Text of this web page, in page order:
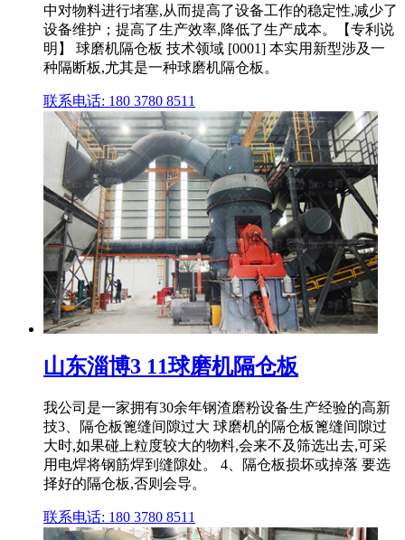
中对物料进行堵塞,从而提高了设备工作的稳定性,减少了
设备维护；提高了生产效率,降低了生产成本。【专利说
明】 球磨机隔仓板 技术领域 [0001] 本实用新型涉及一
种隔断板,尤其是一种球磨机隔仓板。
联系电话: 180 3780 8511
山东淄博3 11球磨机隔仓板
我公司是一家拥有30余年钢渣磨粉设备生产经验的高新
技3、隔仓板篦缝间隙过大 球磨机的隔仓板篦缝间隙过
大时,如果碰上粒度较大的物料,会来不及筛选出去,可采
用电焊将钢筋焊到缝隙处。 4、隔仓板损坏或掉落 要选
择好的隔仓板,否则会导。
联系电话: 180 3780 8511